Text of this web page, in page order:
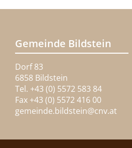
Gemeinde Bildstein
Dorf 83
6858 Bildstein
Tel. +43 (0) 5572 583 84
Fax +43 (0) 5572 416 00
gemeinde.bildstein@cnv.at